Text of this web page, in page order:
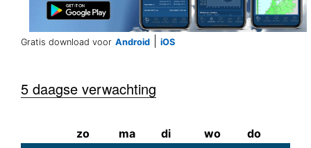
Gratis download voor Android iOS
5 daagse verwachting
zo ma di wo do